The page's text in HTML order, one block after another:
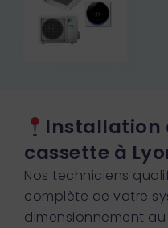
Installation
cassette à
Nos techniciens
complète de votre
dimensionnement